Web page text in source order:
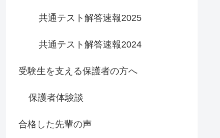
共通テスト解答速報2025
共通テスト解答速報2024
受験生を支える保護者の方へ
保護者体験談
合格した先輩の声